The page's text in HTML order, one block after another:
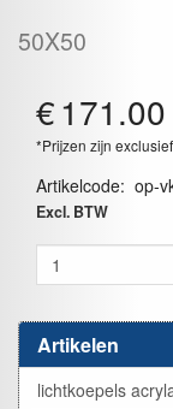
Artikelen
lichtkoepels
50X50
€171.00
*Prijzen zijn
Artikelcode: op-
Excl. BTW